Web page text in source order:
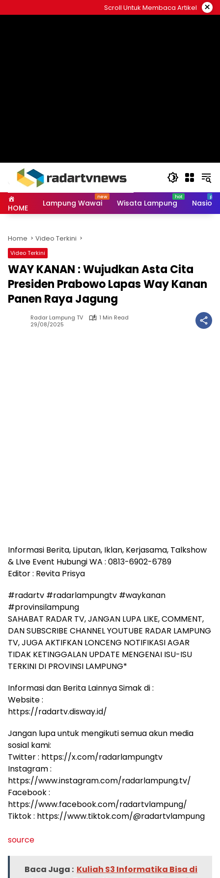
to
Scroll Untuk Membaca Artikel ×
HOME Lampung Wawai Wisata Lampung
Home Video Terkini
Video Terkini
WAY KANAN : Wujudkan Asta Cita
Presiden Prabowo Lapas Way Kanan
Panen Raya Jagung
Radar Lampung TV
1 Min Read
29/08/2025
Informasi Berita, Liputan, Iklan, Kerjasama, Talkshow
& LIve Event Hubungi WA : 0813-6902-6789
Editor : Revita Prisya
#radartv #radarlampungtv #waykanan
#provinsilampung
SAHABAT RADAR TV, JANGAN LUPA LIKE, COMMENT,
DAN SUBSCRIBE CHANNEL YOUTUBE RADAR LAMPUNG
TV, JUGA AKTIFKAN LONCENG NOTIFIKASI AGAR
TIDAK KETINGGALAN UPDATE MENGENAI ISU-ISU
TERKINI DI PROVINSI LAMPUNG*
Informasi dan Berita Lainnya Simak di :
Website :
https://radartv.disway.id/
Jangan lupa untuk mengikuti semua akun media
sosial kami:
Twitter : https://x.com/radarlampungtv
Instagram :
https://www.instagram.com/radarlampung.tv/
Facebook :
https://www.facebook.com/radartvlampung/
Tiktok : https://www.tiktok.com/@radartvlampung
source
Baca Juga : Kuliah S3 Informatika Bisa di